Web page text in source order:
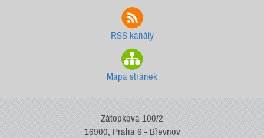
RSS kanály
Mapa stránek
Zátopkova 100/2
16900, Praha 6 - Břevnov